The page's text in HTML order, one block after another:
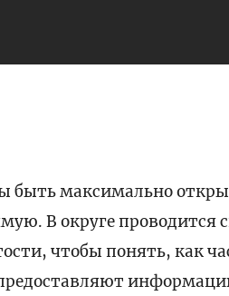
быть максимально
В округе проводится
чтобы понять, как